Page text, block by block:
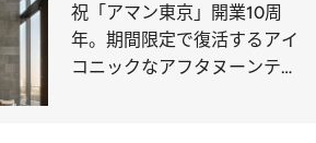
祝「アマン東京」開業10周
年。期間限定で復活するアイ
コニックなアフタヌーンティ